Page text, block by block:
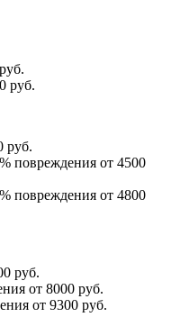
руб.
руб.
повреждения от 4500
повреждения от 4800
руб.
от 8000 руб.
от 9300 руб.